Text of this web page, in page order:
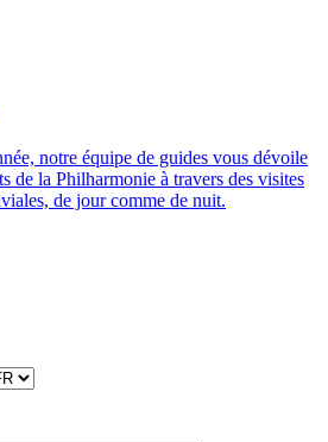
notre équipe de guides vous dévoile
de la Philharmonie à travers des visites
de jour comme de nuit.